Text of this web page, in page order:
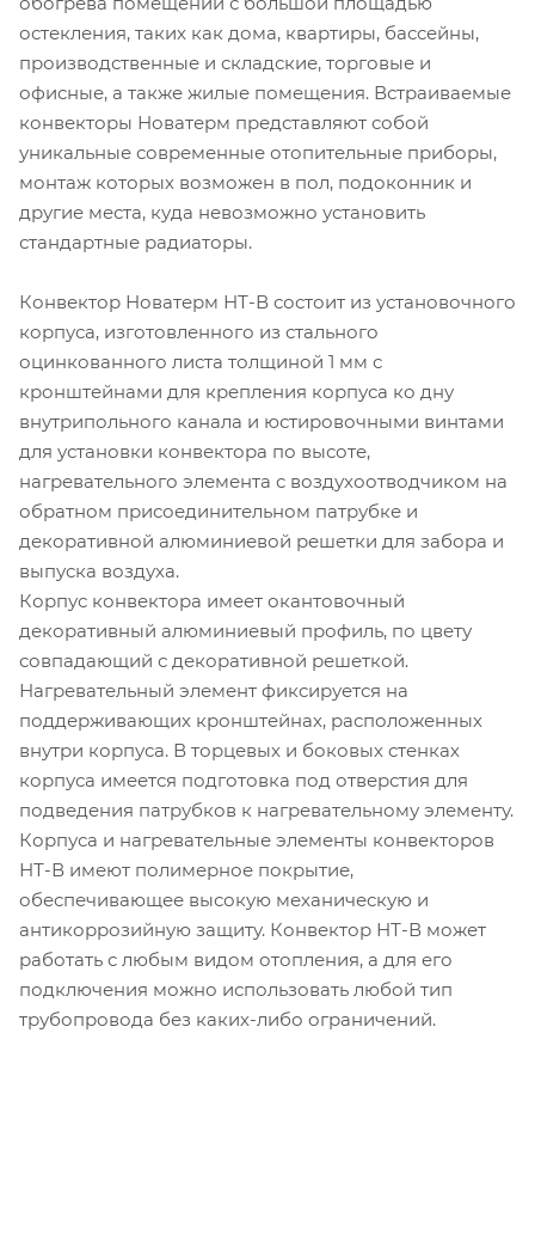
остекления, таких как дома, квартиры, бассейны,
производственные и складские, торговые и
офисные, а также жилые помещения. Встраиваемые
конвекторы Новатерм представляют собой
уникальные современные отопительные приборы,
монтаж которых возможен в пол, подоконник и
другие места, куда невозможно установить
стандартные радиаторы.
Конвектор Новатерм НТ-В состоит из установочного
корпуса, изготовленного из стального
оцинкованного листа толщиной 1 мм с
кронштейнами для крепления корпуса ко дну
внутрипольного канала и юстировочными винтами
для установки конвектора по высоте,
нагревательного элемента с воздухоотводчиком на
обратном присоединительном патрубке и
декоративной алюминиевой решетки для забора и
выпуска воздуха.
Корпус конвектора имеет окантовочный
декоративный алюминиевый профиль, по цвету
совпадающий с декоративной решеткой.
Нагревательный элемент фиксируется на
поддерживающих кронштейнах, расположенных
внутри корпуса. В торцевых и боковых стенках
корпуса имеется подготовка под отверстия для
подведения патрубков к нагревательному элементу.
Корпуса и нагревательные элементы конвекторов
НТ-В имеют полимерное покрытие,
обеспечивающее высокую механическую и
антикоррозийную защиту. Конвектор НТ-В может
работать с любым видом отопления, а для его
подключения можно использовать любой тип
трубопровода без каких-либо ограничений.